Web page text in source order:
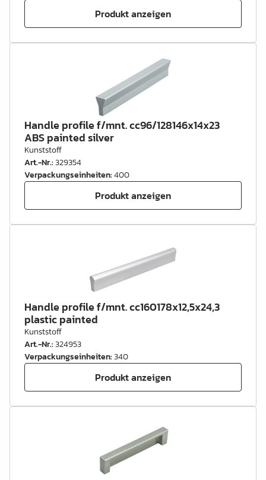
Produkt anzeigen
Handle profile f/mnt. cc96/128146x14x23
ABS painted silver
Kunststoff
Art.-Nr.:329354
Verpackungseinheiten:400
Produkt anzeigen
Handle profile f/mnt. cc160178x12,5x24,3
plastic painted
Kunststoff
Art.-Nr.:324953
Verpackungseinheiten:340
Produkt anzeigen